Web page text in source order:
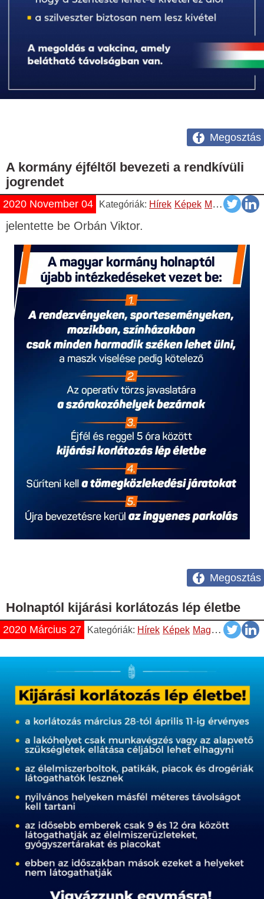
Megosztás
A kormány éjféltől bevezeti a rendkívüli
jogrendet
2020 November 04 Kategóriák: Hírek Képek Magyar
jelentette be Orbán Viktor.
Megosztás
Holnaptól kijárási korlátozás lép életbe
2020 Március 27 Kategóriák: Hírek Képek Magyar